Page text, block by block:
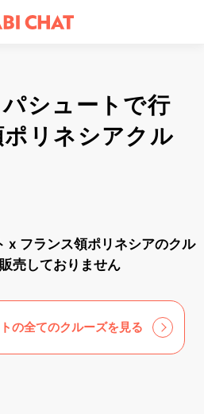
シュートで行
リネシアクル
x フランス領ポリネシアのクル
売しておりません
の全てのクルーズを見る